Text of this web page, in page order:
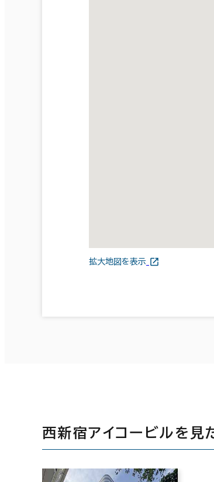
拡大地図を表示
西新宿アイコービルを見